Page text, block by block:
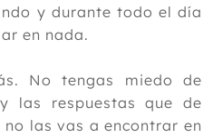
y durante todo el día
en nada.
No tengas miedo de
las respuestas que de
las vas a encontrar en